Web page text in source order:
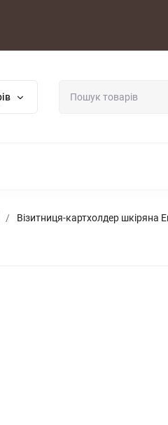
/
Візитниця-картхолдер шкіряна